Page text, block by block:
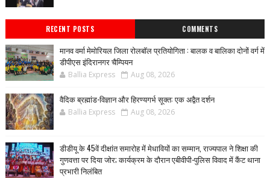
RECENT POSTS COMMENTS
मानव वर्मा मेमोरियल जिला रोलबॉल प्रतियोगिता : बालक व बालिका दोनों वर्ग में
डीपीएस इंदिरानगर चैम्पियन
Ballia Express Aug 08, 2026
वैदिक ब्रह्मांड-विज्ञान और हिरण्यगर्भ सूक्त: एक अद्वैत दर्शन
Ballia Express Aug 08, 2026
डीडीयू के 45वें दीक्षांत समारोह में मेधावियों का सम्मान, राज्यपाल ने शिक्षा की
गुणवत्ता पर दिया जोर; कार्यक्रम के दौरान एबीवीपी-पुलिस विवाद में कैंट थाना
प्रभारी निलंबित